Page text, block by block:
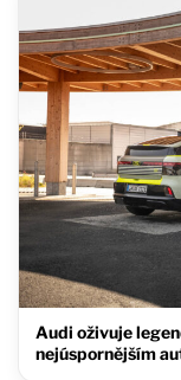
Audi oživuje
nejúspornějším